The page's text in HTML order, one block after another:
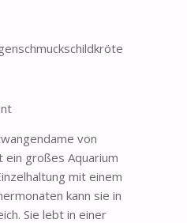
von
großes Aquarium
mit einem
kann sie in
Sie lebt in einer